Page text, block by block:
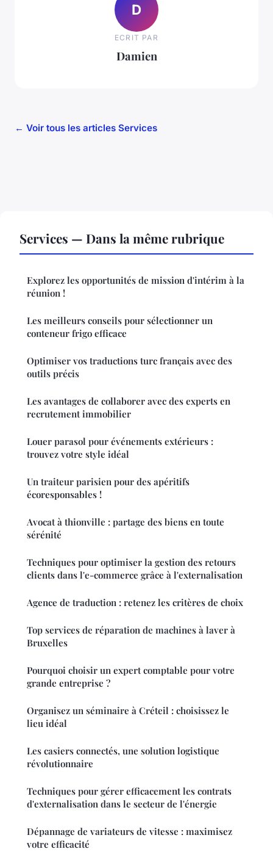
D
ECRIT PAR
Damien
← Voir tous les articles Services
Services — Dans la même rubrique
Explorez les opportunités de mission d'intérim à la
réunion !
Les meilleurs conseils pour sélectionner un
conteneur frigo efficace
Optimiser vos traductions turc français avec des
outils précis
Les avantages de collaborer avec des experts en
recrutement immobilier
Louer parasol pour événements extérieurs :
trouvez votre style idéal
Un traiteur parisien pour des apéritifs
écoresponsables !
Avocat à thionville : partage des biens en toute
sérénité
Techniques pour optimiser la gestion des retours
clients dans l'e-commerce grâce à l'externalisation
Agence de traduction : retenez les critères de choix
Top services de réparation de machines à laver à
Bruxelles
Pourquoi choisir un expert comptable pour votre
grande entreprise ?
Organisez un séminaire à Créteil : choisissez le
lieu idéal
Les casiers connectés, une solution logistique
révolutionnaire
Techniques pour gérer efficacement les contrats
d'externalisation dans le secteur de l'énergie
Dépannage de variateurs de vitesse : maximisez
votre efficacité